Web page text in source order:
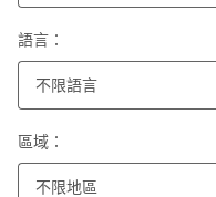
語言：
不限語言
區域：
不限地區